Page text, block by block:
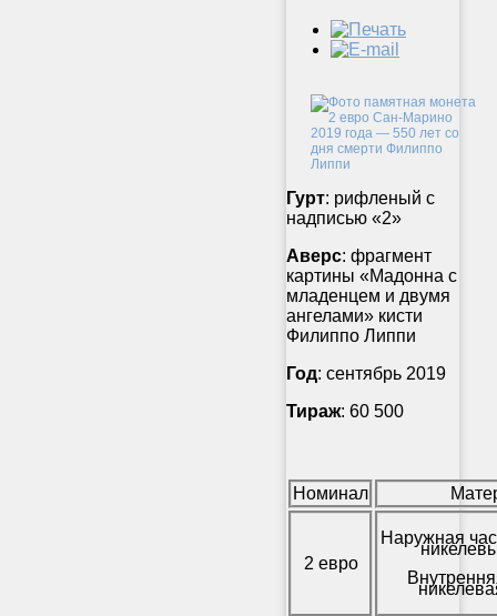
Гурт: рифленый с
надписью «2»
Аверс: фрагмент
картины «Мадонна с
младенцем и двумя
ангелами» кисти
Филиппо Липпи
Год: сентябрь 2019
Тираж: 60 500
Номинал
2 евро
Наружная